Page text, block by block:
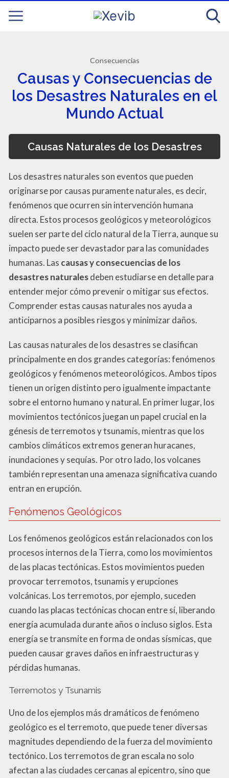
Consecuencias
Causas y Consecuencias de
los Desastres Naturales en el
Mundo Actual
Causas Naturales de los Desastres
Los desastres naturales son eventos que pueden
originarse por causas puramente naturales, es decir,
fenómenos que ocurren sin intervención humana
directa. Estos procesos geológicos y meteorológicos
suelen ser parte del ciclo natural de la Tierra, aunque su
impacto puede ser devastador para las comunidades
humanas. Las causas y consecuencias de los
desastres naturalesdeben estudiarse en detalle para
entender mejor cómo prevenir o mitigar sus efectos.
Comprender estas causas naturales nos ayuda a
anticiparnos a posibles riesgos y minimizar daños.
Las causas naturales de los desastres se clasifican
principalmente en dos grandes categorías: fenómenos
geológicos y fenómenos meteorológicos. Ambos tipos
tienen un origen distinto pero igualmente impactante
sobre el entorno humano y natural. En primer lugar, los
movimientos tectónicos juegan un papel crucial en la
génesis de terremotos y tsunamis, mientras que los
cambios climáticos extremos generan huracanes,
inundaciones y sequías. Por otro lado, los volcanes
también representan una amenaza significativa cuando
entran en erupción.
Fenómenos Geológicos
Los fenómenos geológicos están relacionados con los
procesos internos de la Tierra, como los movimientos
de las placas tectónicas. Estos movimientos pueden
provocar terremotos, tsunamis y erupciones
volcánicas. Los terremotos, por ejemplo, suceden
cuando las placas tectónicas chocan entre sí, liberando
energía acumulada durante años o incluso siglos. Esta
energía se transmite en forma de ondas sísmicas, que
pueden causar graves daños en infraestructuras y
pérdidas humanas.
Terremotos y Tsunamis
Uno de los ejemplos más dramáticos de fenómeno
geológico es el terremoto, que puede tener diversas
magnitudes dependiendo de la fuerza del movimiento
tectónico. Los terremotos de gran escala no solo
afectan a las ciudades cercanas al epicentro, sino que